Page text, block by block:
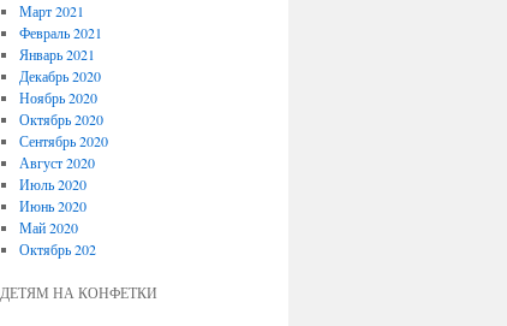
Март 2021
Февраль 2021
Январь 2021
Декабрь 2020
Ноябрь 2020
Октябрь 2020
Сентябрь 2020
Август 2020
Июль 2020
Июнь 2020
Май 2020
Октябрь 202
ДЕТЯМ НА КОНФЕТКИ